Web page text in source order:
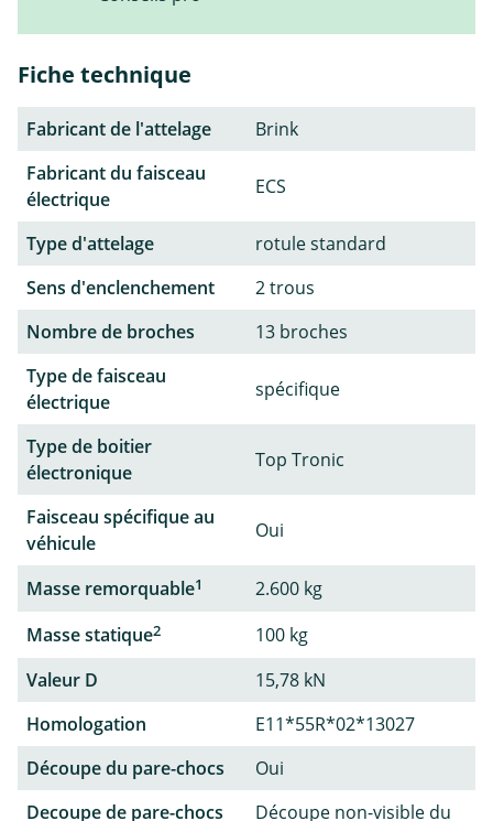
Fiche technique
Fabricant de l'attelage
Brink
Fabricant du faisceau
électrique
ECS
Type d'attelage
rotule standard
Sens d'enclenchement
2 trous
Nombre de broches
13 broches
Type de faisceau
électrique
spécifique
Type de boitier
électronique
Top Tronic
Faisceau spécifique au
véhicule
Oui
Masse remorquable1
2.600 kg
Masse statique2
100 kg
Valeur D
15,78 kN
Homologation
E11*55R*02*13027
Découpe du pare-chocs
Oui
Decoupe de pare-chocs
Découpe non-visible du